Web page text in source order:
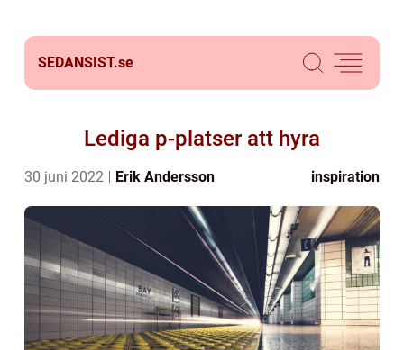
SEDANSIST.se
Lediga p-platser att hyra
30 juni 2022 Erik Andersson inspiration